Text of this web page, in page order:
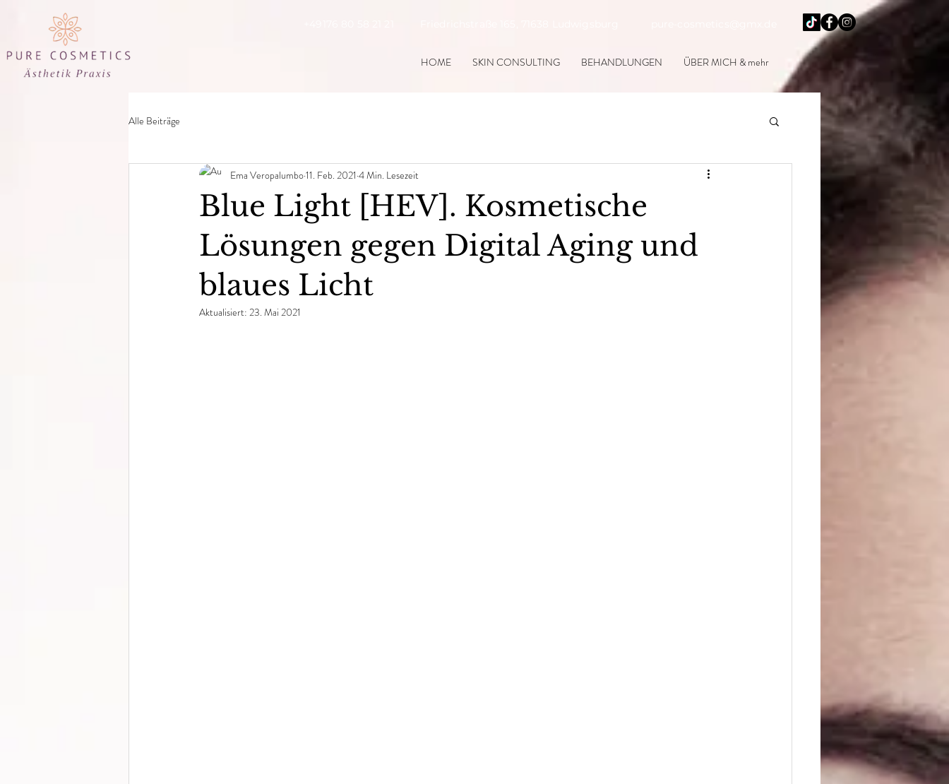
HOME SKIN CONSULTING BEHANDLUNGEN ÜBER MICH & mehr
Alle Beiträge
Blue Light [HEV]. Kosmetische
Lösungen gegen Digital Aging und
blaues Licht
Ema Veropalumbo11. Feb. 2021 4 Min. Lesezeit
Aktualisiert: 23. Mai 2021